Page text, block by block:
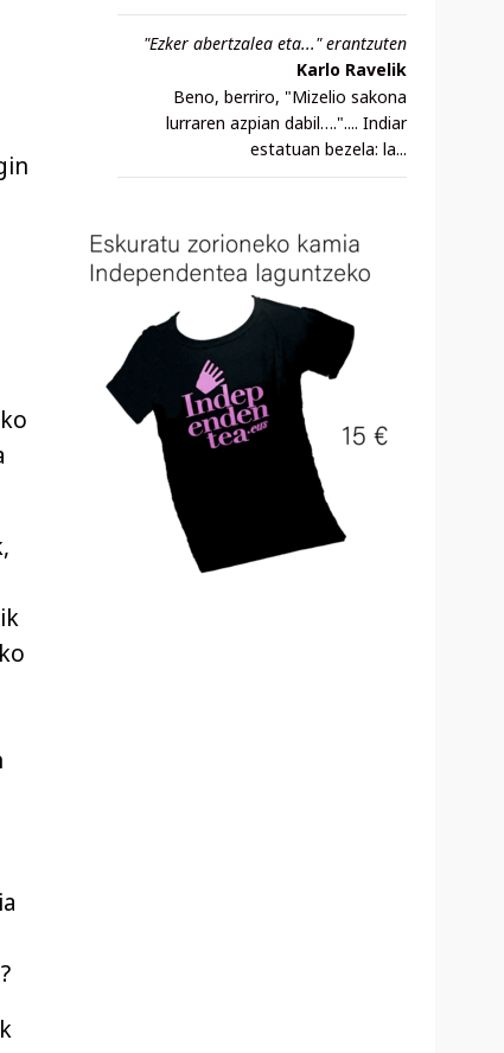
"Ezker abertzalea eta..." erantzuten
Karlo Ravelik
Beno, berriro, "Mizelio sakona
lurraren azpian dabil….".... Indiar
estatuan bezela: la...